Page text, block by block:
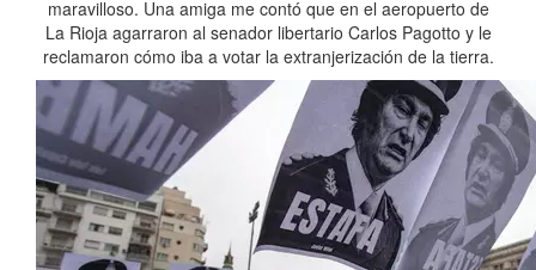
maravilloso. Una amiga me contó que en el aeropuerto de
La Rioja agarraron al senador libertario Carlos Pagotto y le
reclamaron cómo iba a votar la extranjerización de la tierra.